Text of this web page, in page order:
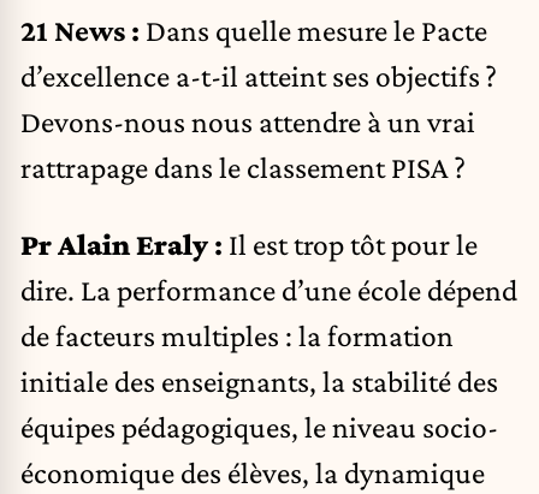
21 News : Dans quelle mesure le Pacte
d’excellence a-t-il atteint ses objectifs ?
Devons-nous nous attendre à un vrai
rattrapage dans le classement PISA ?
Pr Alain Eraly : Il est trop tôt pour le
dire. Laperformance d’une école dépend
de facteurs multiples : la formation
initiale des enseignants, la stabilité des
équipes pédagogiques, le niveau socio-
économique des élèves, la dynamique